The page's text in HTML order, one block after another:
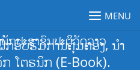
ກປະຊາຊົນປະຕິວັດລາວ
MENU
ອົບຮົມການຄຸ້ມຄອງ, ນຳ
ໂຕຣນິກ (E-Book).